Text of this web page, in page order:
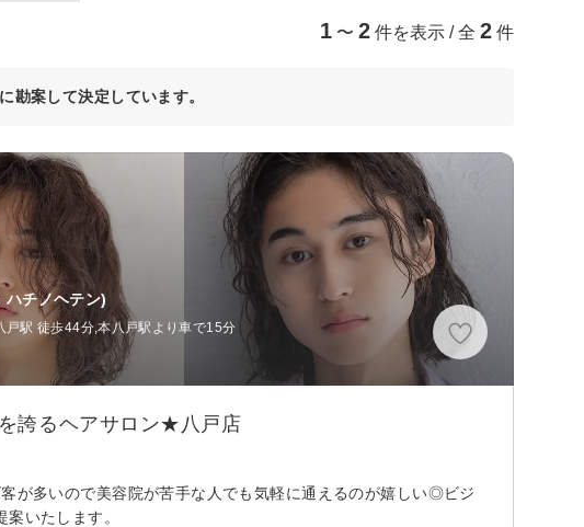
1 〜 2 件を表示 / 全 2 件
勘案して決定しています。
ハチノヘテン)
戸駅 徒歩44分,本八戸駅より車で15分
誇るヘアサロン★八戸店
が多いので美容院が苦手な人でも気軽に通えるのが嬉しい◎ビジ
いたします。